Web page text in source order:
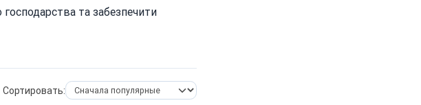
та забезпечити
Сортировать: